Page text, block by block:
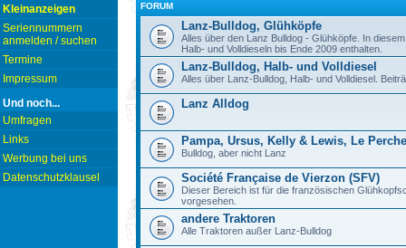
Kleinanzeigen
Seriennummern
anmelden / suchen
Termine
Impressum
Und noch...
Umfragen
Links
Werbung bei uns
Datenschutzklausel
FORUM
Lanz-Bulldog, Glühköpfe
Alles über den Lanz Bulldog - Glühköpfe. In
Halb- und Volldieseln bis Ende 2009 enthalten.
Lanz-Bulldog, Halb- und Volldiesel
Alles über Lanz-Bulldog, Halb- und Volldiesel.
Lanz Alldog
Pampa, Ursus, Kelly & Lewis, Le
Bulldog, aber nicht Lanz
Société Française de Vierzon (SFV)
Dieser Bereich ist für die französischen
vorgesehen.
andere Traktoren
Alle Traktoren außer Lanz-Bulldog